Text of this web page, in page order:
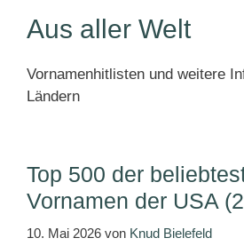
Aus aller Welt
Vornamenhitlisten und weitere
Ländern
Top 500 der
Vornamen der USA
10. Mai 2026 von Knud Bielefeld